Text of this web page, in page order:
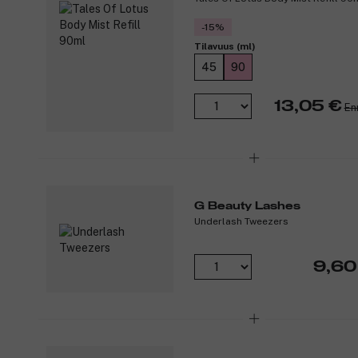
-15%
Tilavuus (ml)
45 90
13,05 €
G Beauty Lashes
Underlash Tweezers